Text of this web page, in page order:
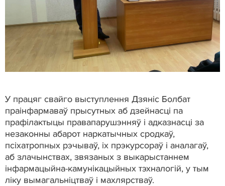
У працяг свайго выступлення Дзяніс Болбат
праінфармаваў прысутных аб дзейнасці па
прафілактыцы правапарушэнняў і адказнасці за
незаконны абарот наркатычных сродкаў,
псіхатропных рэчываў, іх прэкурсораў і аналагаў,
аб злачынствах, звязаных з выкарыстаннем
інфармацыйна-камунікацыйных тэхналогій, у тым
ліку вымагальніцтваў і махлярстваў.